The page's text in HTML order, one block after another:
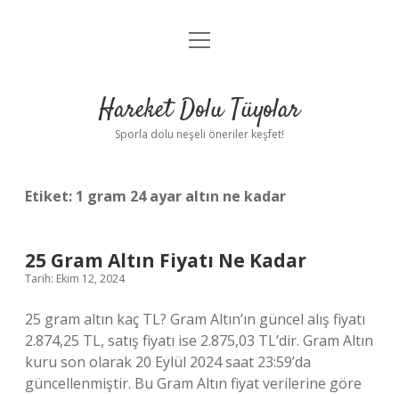
Anasayfa
Yasal Uyarı
menüyü
Hareket Dolu Tüyolar
Sporla dolu neşeli öneriler keşfet!
Etiket: 1 gram 24 ayar altın ne kadar
25 Gram Altın Fiyatı Ne Kadar
Tarih: Ekim 12, 2024
25 gram altın kaç TL? Gram Altın’ın güncel alış fiyatı
2.874,25 TL, satış fiyatı ise 2.875,03 TL’dir. Gram Altın
kuru son olarak 20 Eylül 2024 saat 23:59’da
güncellenmiştir. Bu Gram Altın fiyat verilerine göre